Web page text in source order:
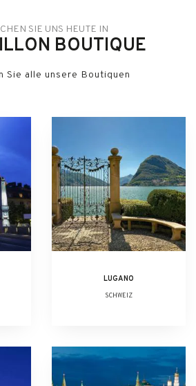
SIE UNS HEUTE IN
BOUTIQUE
Sie alle unsere Boutiquen
LUGANO
SCHWEIZ